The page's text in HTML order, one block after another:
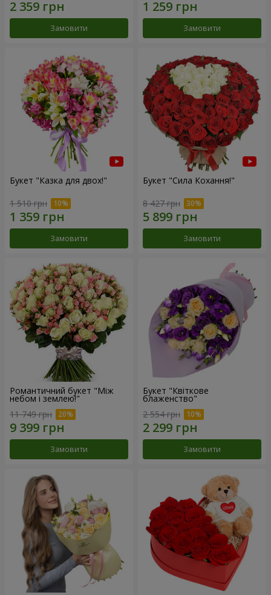
Замовити Замовити
Букет "Казка для двох!"
1 510 грн
Замовити
Букет "Сила Кохання!"
8 427 грн
Замовити
Романтичний букет "Між
небом і землею!"
11 749 грн
Замовити
Букет "Квіткове
блаженство"
2 554 грн
Замовити